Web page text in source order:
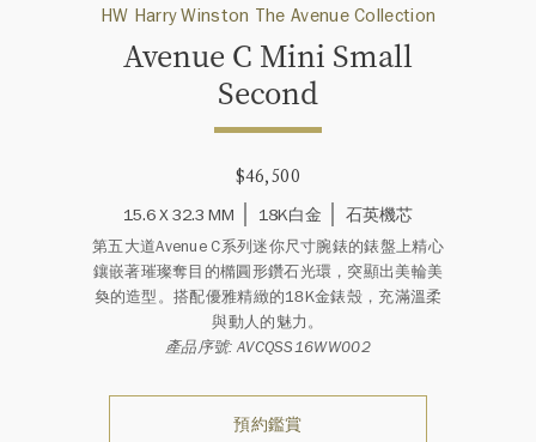
HW Harry Winston The Avenue Collection
Avenue C Mini Small
Second
$46,500
15.6 X 32.3 MM
18K白金 石英機芯
第五大道Avenue C系列迷你尺寸腕錶的錶盤上精心
鑲嵌著璀璨奪目的橢圓形鑽石光環，突顯出美輪美
奐的造型。搭配優雅精緻的18K金錶殼，充滿溫柔
與動人的魅力。
產品序號: AVCQSS16WW002
預約鑑賞